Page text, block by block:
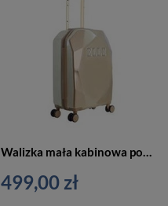
Walizka mała kabinowa podróżna złota - ELLE Diamond EL45HA.49.104
499,00 zł